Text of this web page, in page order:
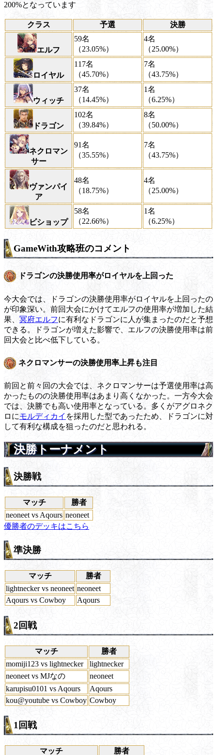
200%となっています
クラス 予選 決勝
エルフ
59名
（23.05%）
4名
（25.00%）
ロイヤル
117名
（45.70%）
7名
（43.75%）
ウィッチ
37名
（14.45%）
1名
（6.25%）
ドラゴン
102名
（39.84%）
8名
（50.00%）
ネクロマン
サー
91名
（35.55%）
7名
（43.75%）
ヴァンパイ
ア
48名
（18.75%）
4名
（25.00%）
ビショップ
58名
（22.66%）
1名
（6.25%）
GameWith攻略班のコメント
ドラゴンの決勝使用率がロイヤルを上回った
今大会では、ドラゴンの決勝使用率がロイヤルを上回ったの
が印象深い。前回大会にかけてエルフの使用率が増加した結
果、 冥府エルフに有利なドラゴンに人が集まったのだと予想
できる。ドラゴンが増えた影響で、エルフの決勝使用率は前
回大会と比べ低下している。
ネクロマンサーの決勝使用率上昇も注目
前回と前々回の大会では、ネクロマンサーは予選使用率は高
かったものの決勝使用率はあまり高くなかった。一方今大会
では、決勝でも高い使用率となっている。多くがアグロネク
ロにモルディカイ を採用した型であったため、ドラゴンに対
して有利な構成を狙ったのだと思われる。
決勝トーナメント
決勝戦
マッチ
勝者
neoneet vs Aqours neoneet
優勝者のデッキはこちら
準決勝
マッチ
勝者
lightnecker vs neoneet neoneet
Aqours vs Cowboy
Aqours
2回戦
マッチ
勝者
momiji123 vs lightnecker
lightnecker
neoneet vs MJなの
neoneet
karupisu0101 vs Aqours
Aqours
kou@youtube vs Cowboy Cowboy
1回戦
マッチ 勝者